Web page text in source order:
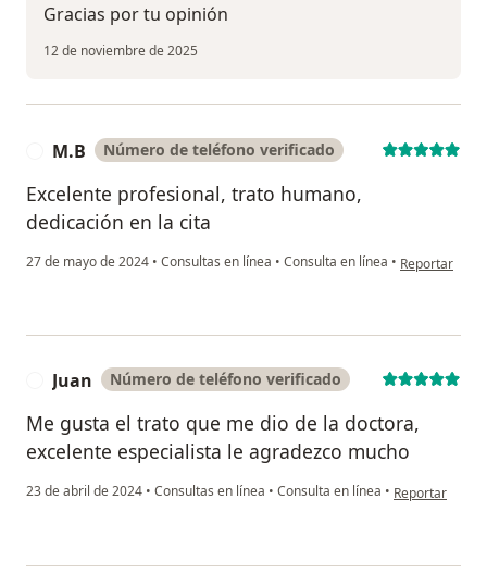
Gracias por tu opinión
12 de noviembre de 2025
M.B Número de teléfono verificado
Excelente profesional, trato humano,
dedicación en la cita
27 de mayo de 2024 • Consultas en línea • Consulta en línea • en opinión
Reportar
Juan Número de teléfono verificado
Me gusta el trato que me dio de la doctora,
excelente especialista le agradezco mucho
23 de abril de 2024 • Consultas en línea • Consulta en línea • en opinión del
Reportar